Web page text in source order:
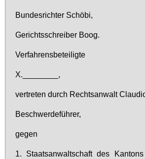
Bun­des­rich­ter Schö­bi,
Ge­richts­schrei­ber Boog.
Ver­fah­rens­be­tei­lig­te
X.________,
ver­tre­ten durch Rechts­an­walt
Be­schwer­de­füh­rer,
ge­gen
1. Staats­an­walt­schaft des